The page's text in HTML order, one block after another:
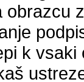
obrazcu
k